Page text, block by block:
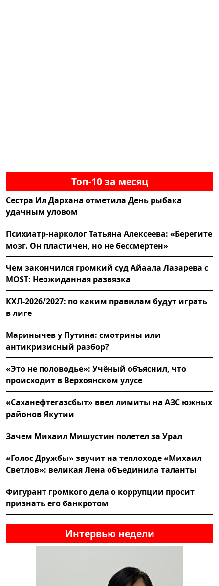
Топ-10 за месяц
Сестра Ил Дархана отметила День рыбака
удачным уловом
Психиатр-нарколог Татьяна Алексеева: «Берегите
мозг. Он пластичен, но не бессмертен»
Чем закончился громкий суд Айаала Лазарева с
MOST: Неожиданная развязка
КХЛ-2026/2027: по каким правилам будут играть
в лиге
Маринычев у Путина: смотрины или
антикризисный разбор?
«Это не половодье»: Учёный объяснил, что
происходит в Верхоянском улусе
«Саханефтегазсбыт» ввел лимиты на АЗС южных
районов Якутии
Зачем Михаил Мишустин полетел за Урал
«Голос Дружбы» звучит на теплоходе «Михаил
Светлов»: великая Лена объединила таланты
Фигурант громкого дела о коррупции просит
признать его банкротом
Интервью недели